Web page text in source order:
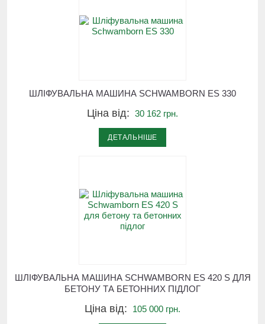
ШЛІФУВАЛЬНА МАШИНА SCHWAMBORN ES 330
Ціна від: 30 162 грн.
ДЕТАЛЬНІШЕ
ШЛІФУВАЛЬНА МАШИНА SCHWAMBORN ES 420 S ДЛЯ
БЕТОНУ ТА БЕТОННИХ ПІДЛОГ
Ціна від: 105 000 грн.